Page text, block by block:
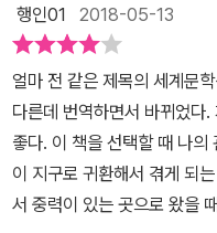
다. 아마 이 두 가지 의미가
달이 지구를 영원히 돌며 종
랑하듯, 하지만 그렇게 사랑
주 아이들에게 지구는 그런
다. 그럼에도 여전히 그리워
지구의 위성이 된다. 반대로
정거장은 좁디좁은 공간이지
거긴 것 같아서였다) 아주 많
다만 검정색 바탕에 푸른 지
믿고 읽는 '미래인 청소년 걸
다. 그리곤 책을 손에서 놓을
쳤다가 가슴이 아려왔다가
게 된다. 우주정거장에서 레
꿈이었고 사람이 사람답게
행인01 2018-05-13
얼마 전 같은 제목의 세계문
다른데 번역하면서 바뀌었다
좋다. 이 책을 선택할 때 나의
이 지구로 귀환해서 겪게 되
서 중력이 있는 곳으로 왔을